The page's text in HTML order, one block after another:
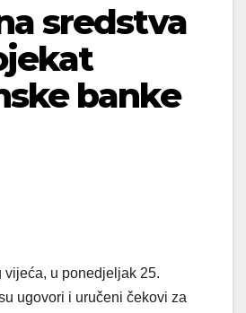
sredstva
banke
vijeća, u ponedjeljak 25.
ugovori i uručeni čekovi za